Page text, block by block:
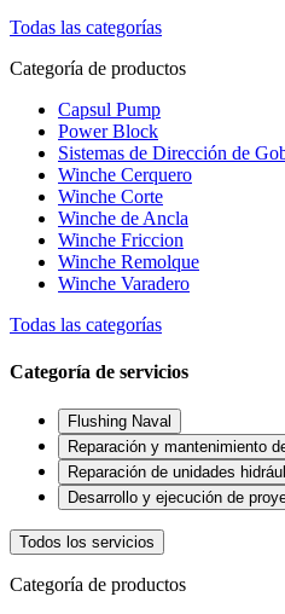
Todas las categorías
Categoría de productos
Capsul Pump
Power Block
Sistemas de Dirección de
Winche Cerquero
Winche Corte
Winche de Ancla
Winche Friccion
Winche Remolque
Winche Varadero
Todas las categorías
Categoría de servicios
Flushing Naval
Reparación y mantenimiento
Reparación de unidades
Todos los servicios
Categoría de productos